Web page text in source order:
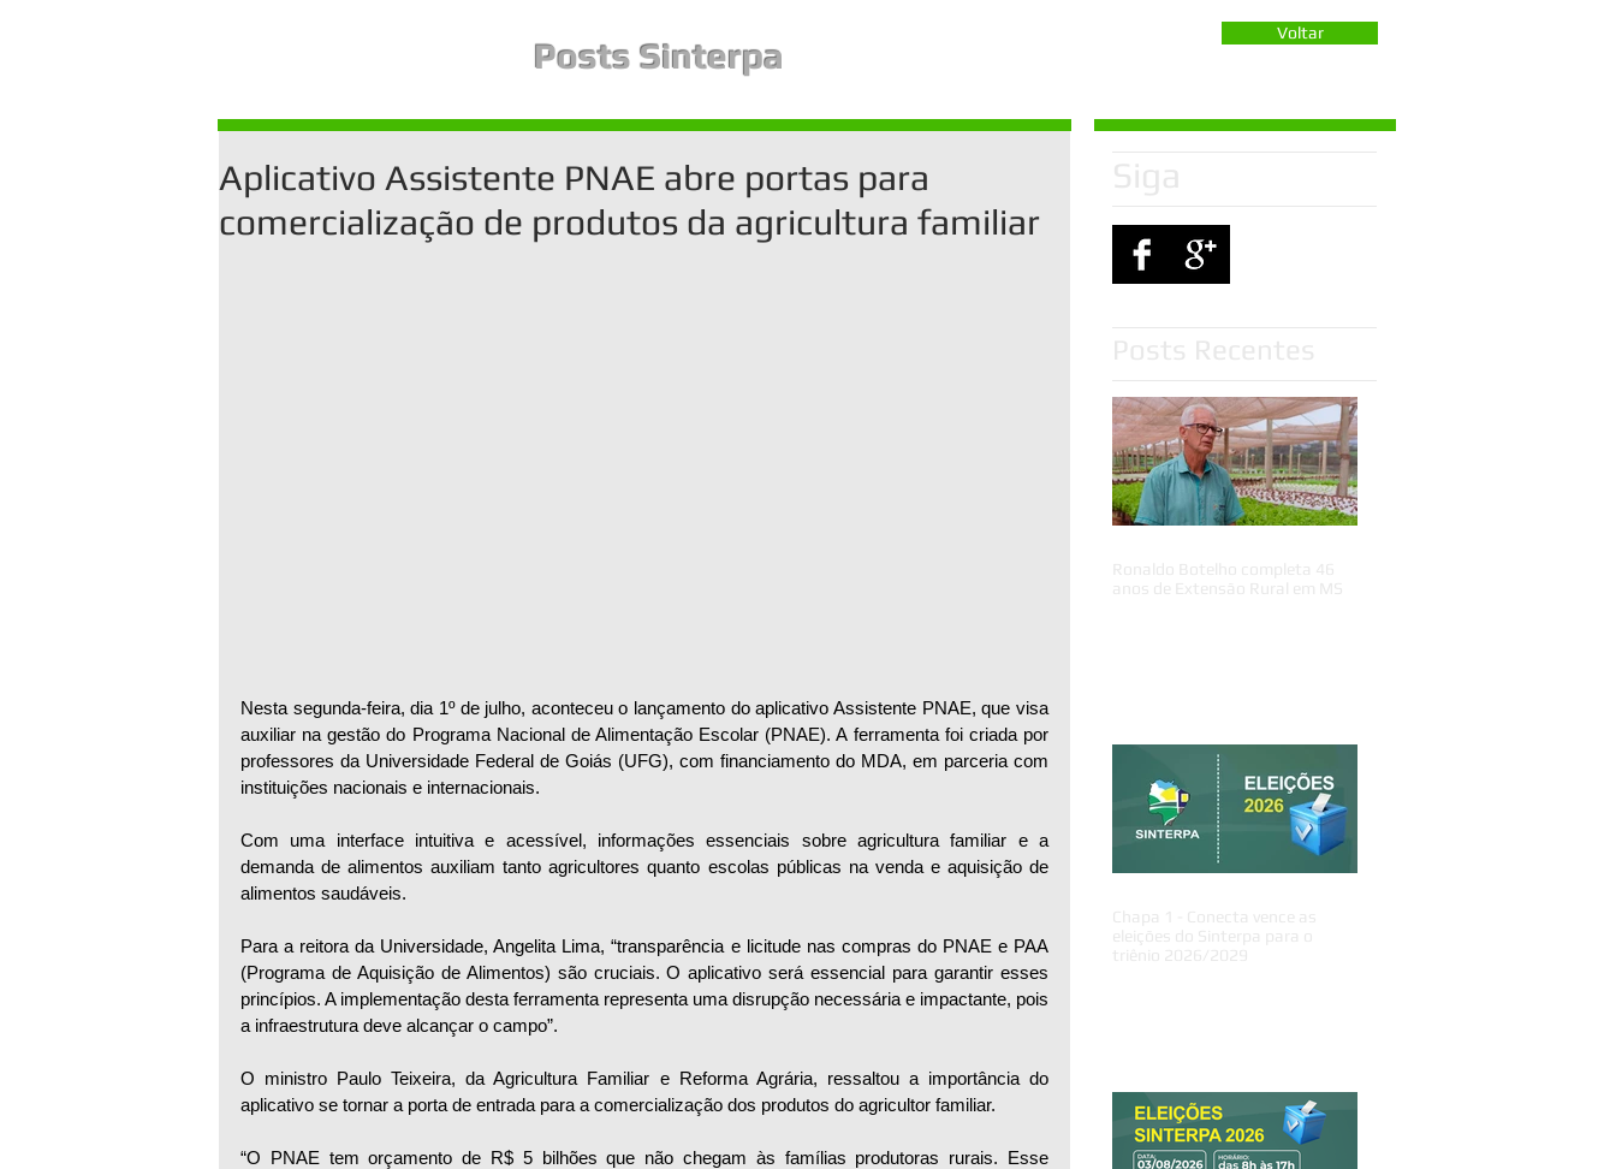
Posts Sinterpa
Aplicativo Assistente PNAE abre portas para
comercialização de produtos da agricultura familiar
Nesta segunda-feira, dia 1º de julho, aconteceu o lançamento do aplicativo Assistente PNAE, que visa
auxiliar na gestão do Programa Nacional de Alimentação Escolar (PNAE). A ferramenta foi criada por
professores da Universidade Federal de Goiás (UFG), com financiamento do MDA, em parceria com
instituições nacionais e internacionais.
Com uma interface intuitiva e acessível, informações essenciais sobre agricultura familiar e a
demanda de alimentos auxiliam tanto agricultores quanto escolas públicas na venda e aquisição de
alimentos saudáveis.
Para a reitora da Universidade, Angelita Lima, “transparência e licitude nas compras do PNAE e PAA
(Programa de Aquisição de Alimentos) são cruciais. O aplicativo será essencial para garantir esses
princípios. A implementação desta ferramenta representa uma disrupção necessária e impactante, pois
a infraestrutura deve alcançar o campo”.
O ministro Paulo Teixeira, da Agricultura Familiar e Reforma Agrária, ressaltou a importância do
aplicativo se tornar a porta de entrada para a comercialização dos produtos do agricultor familiar.
“O PNAE tem orçamento de R$ 5 bilhões que não chegam às famílias produtoras rurais. Esse
Voltar